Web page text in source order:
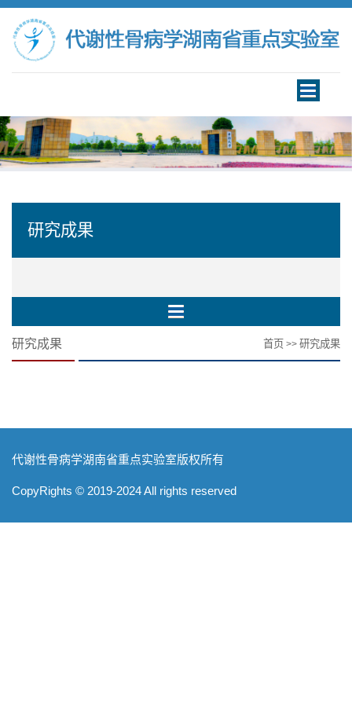
Toggle
navigation
研究成果
研究成果 首页 >> 研究成果
代谢性骨病学湖南省重点实验室版权所有
CopyRights © 2019-2024 All rights reserved